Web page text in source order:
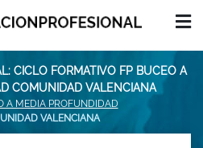
CICLO FORMATIVO FP BUCEO A
COMUNIDAD VALENCIANA
A MEDIA PROFUNDIDAD
VALENCIANA